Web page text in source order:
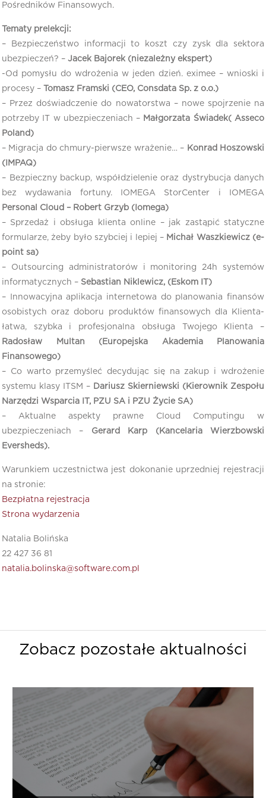
Pośredników Finansowych.
Tematy prelekcji:
– Bezpieczeństwo informacji to koszt czy zysk dla sektora
ubezpieczeń? – Jacek Bajorek (niezależny ekspert)
-Od pomysłu do wdrożenia w jeden dzień. eximee – wnioski i
procesy –
Tomasz Framski (CEO, Consdata Sp. z o.o.)
– Przez doświadczenie do nowatorstwa – nowe spojrzenie na
potrzeby IT w ubezpieczeniach – Małgorzata Świadek( Asseco
Poland)
– Migracja do chmury-pierwsze wrażenie… – Konrad Hoszowski
(IMPAQ)
– Bezpieczny backup, współdzielenie oraz dystrybucja danych
bez wydawania fortuny. IOMEGA StorCenter i IOMEGA
Personal Cloud – Robert Grzyb (Iomega)
– Sprzedaż i obsługa klienta online – jak zastąpić statyczne
formularze, żeby było szybciej i lepiej – Michał Waszkiewicz (e-
point sa)
– Outsourcing administratorów i monitoring 24h systemów
informatycznych – Sebastian Niklewicz, (Eskom IT)
– Innowacyjna aplikacja internetowa do planowania finansów
osobistych oraz doboru produktów finansowych dla Klienta-
łatwa, szybka i profesjonalna obsługa Twojego Klienta –
Radosław Multan (Europejska Akademia Planowania
Finansowego)
– Co warto przemyśleć decydując się na zakup i wdrożenie
systemu klasy ITSM – Dariusz Skierniewski (Kierownik Zespołu
Narzędzi Wsparcia IT, PZU SA i PZU Życie SA)
– Aktualne aspekty prawne Cloud Computingu w
ubezpieczeniach – Gerard Karp (Kancelaria Wierzbowski
Eversheds).
Warunkiem uczestnictwa jest dokonanie uprzedniej rejestracji
na stronie:
Bezpłatna rejestracja
Strona wydarzenia
Natalia Bolińska
22 427 36 81
natalia.bolinska@software.com.pl
Zobacz pozostałe aktualności